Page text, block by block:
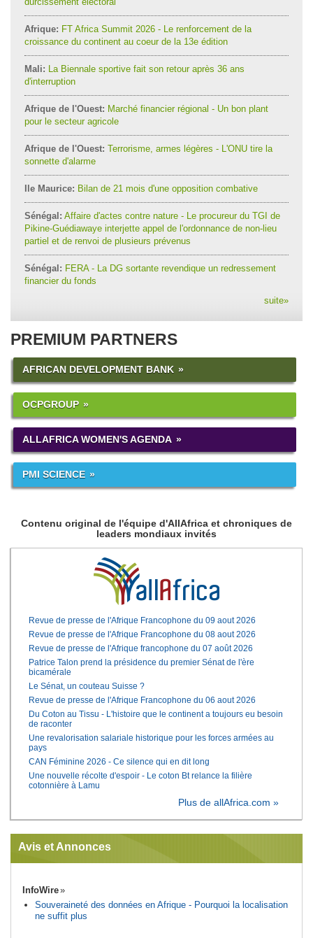
Afrique: FT Africa Summit 2026 - Le renforcement de la
croissance du continent au coeur de la 13e édition
Mali: La Biennale sportive fait son retour après 36 ans
d'interruption
Afrique de l'Ouest: Marché financier régional - Un bon plant
pour le secteur agricole
Afrique de l'Ouest: Terrorisme, armes légères - L'ONU tire la
sonnette d'alarme
Ile Maurice: Bilan de 21 mois d'une opposition combative
Sénégal: Affaire d'actes contre nature - Le procureur du TGI de
Pikine-Guédiawaye interjette appel de l'ordonnance de non-lieu
partiel et de renvoi de plusieurs prévenus
Sénégal: FERA - La DG sortante revendique un redressement
financier du fonds
suite»
PREMIUM PARTNERS
AFRICAN DEVELOPMENT BANK
OCPGROUP
ALLAFRICA WOMEN'S AGENDA
PMI SCIENCE
Contenu original de l'équipe d'AllAfrica et chroniques de
leaders mondiaux invités
Revue de presse de l'Afrique Francophone du 09 aout 2026
Revue de presse de l'Afrique Francophone du 08 aout 2026
Revue de presse de l'Afrique francophone du 07 août 2026
Patrice Talon prend la présidence du premier Sénat de l'ère
bicamérale
Le Sénat, un couteau Suisse ?
Revue de presse de l'Afrique Francophone du 06 aout 2026
Du Coton au Tissu - L'histoire que le continent a toujours eu besoin
de raconter
Une revalorisation salariale historique pour les forces armées au
pays
CAN Féminine 2026 - Ce silence qui en dit long
Une nouvelle récolte d'espoir - Le coton Bt relance la filière
cotonnière à Lamu
Plus de allAfrica.com »
Avis et Annonces
InfoWire
Souveraineté des données en Afrique - Pourquoi la localisation
ne suffit plus